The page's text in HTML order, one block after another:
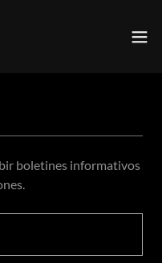
boletines informativos